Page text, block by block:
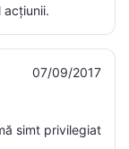
acțiunii.
07/09/2017
simt privilegiat